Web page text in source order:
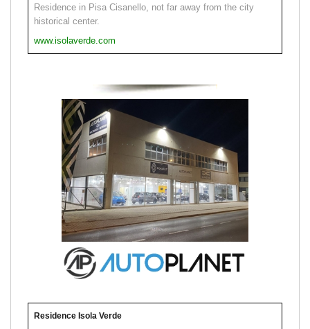
Residence in Pisa Cisanello, not far away from the city
historical center.
www.isolaverde.com
Residence Isola Verde